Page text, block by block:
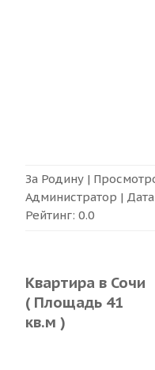
За Родину |
Администратор |
Рейтинг: 0.0
Квартира в Сочи
( Площадь 41
кв.м )